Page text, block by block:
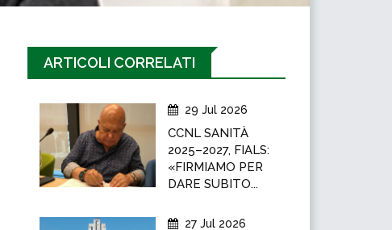
ARTICOLI CORRELATI
29 Jul 2026
CCNL SANITÀ
2025–2027, FIALS:
«FIRMIAMO PER
DARE SUBITO...
27 Jul 2026